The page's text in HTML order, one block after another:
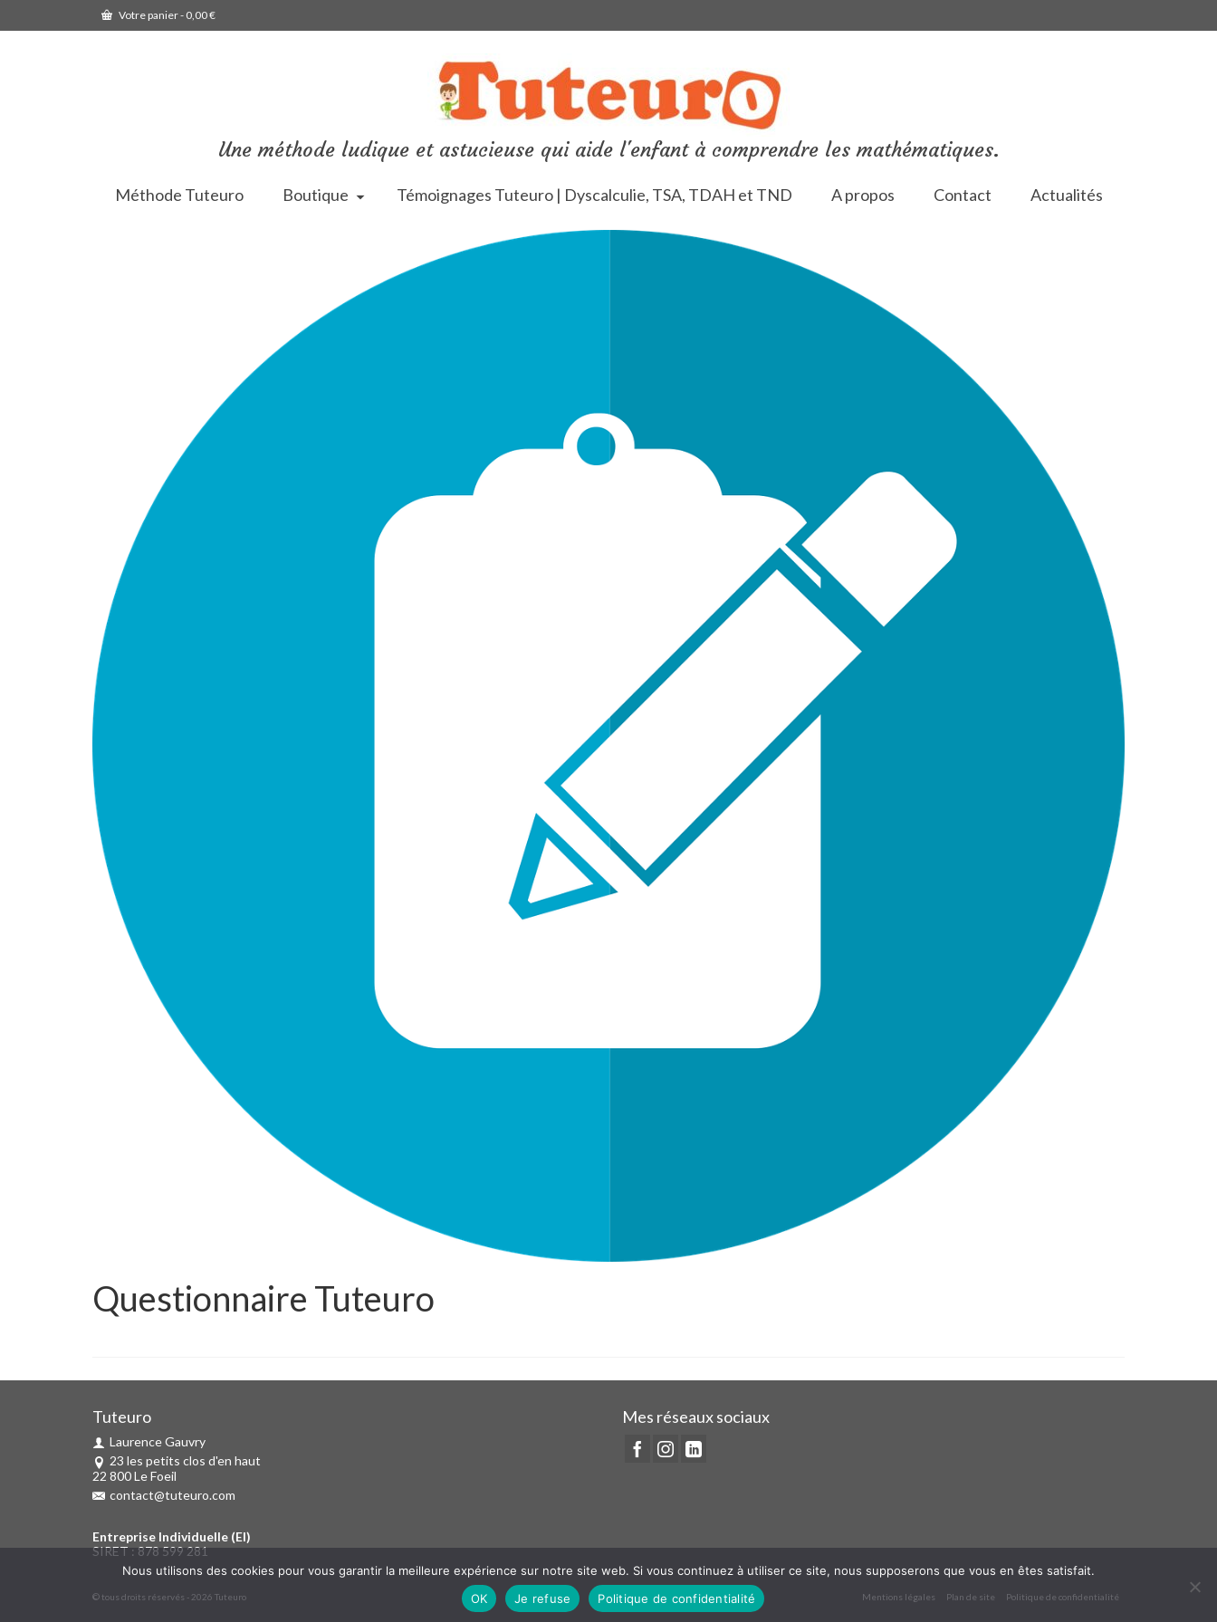
Votre panier- 0,00€
Une méthode ludique et astucieuse qui aide l'enfant à comprendre les mathématiques.
Méthode Tuteuro Boutique Témoignages Tuteuro | Dyscalculie, TSA, TDAH et TND A propos Contact Actualités
Questionnaire Tuteuro
Tuteuro
Laurence Gauvry
23 les petits clos d'en haut
22 800 Le Foeil
contact@tuteuro.com
Entreprise Individuelle (EI)
SIRET : 878 599 281
Mes réseaux sociaux
Mentions légales Plan de site Politique de confidentialité
© tous droits réservés - 2026 Tuteuro
Nous utilisons des cookies pour vous garantir la meilleure expérience sur notre site web. Si vous continuez à utiliser ce site, nous supposerons que vous en êtes satisfait.
OK
Je refuse Politique de confidentialité